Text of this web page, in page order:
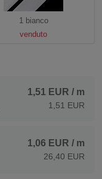
1 bianco
venduto
1,51 EUR / m
1,51 EUR
1,06 EUR / m
26,40 EUR